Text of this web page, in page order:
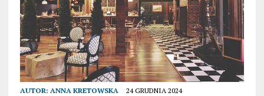
AUTOR: ANNA KRETOWSKA 24 GRUDNIA 2024